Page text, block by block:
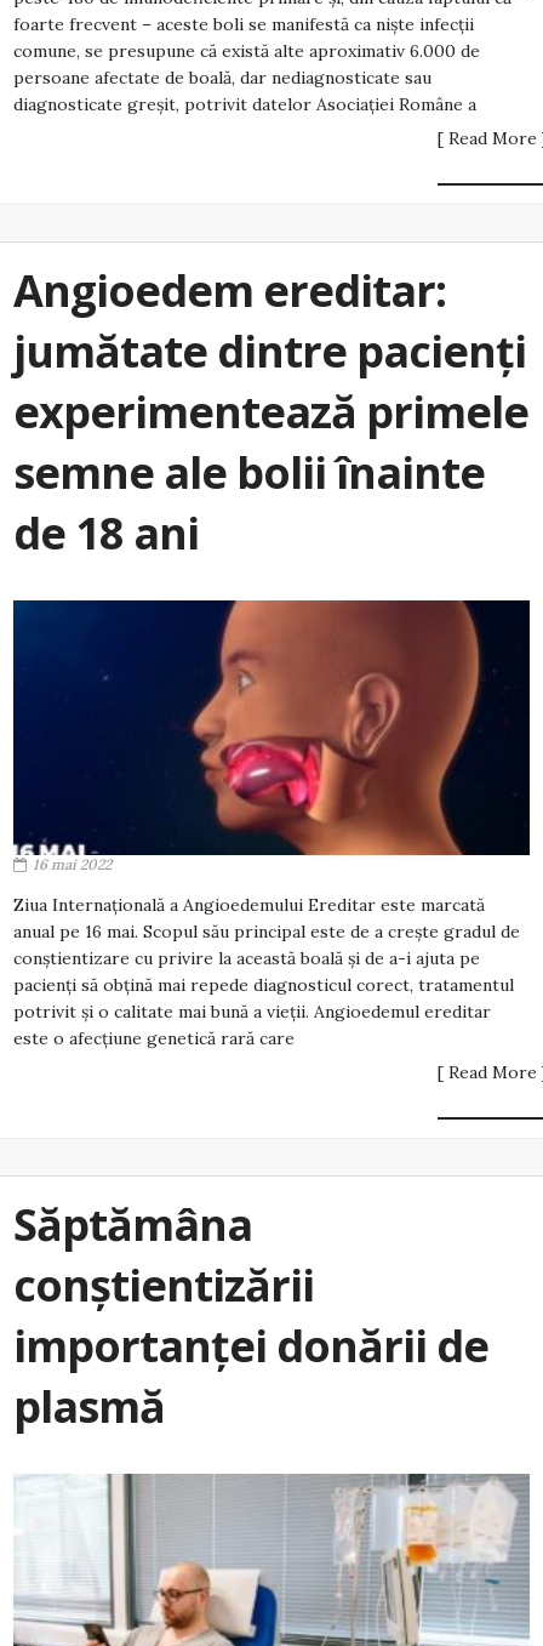
foarte frecvent – aceste boli se manifestă ca niște infecții
comune, se presupune că există alte aproximativ 6.000 de
persoane afectate de boală, dar nediagnosticate sau
diagnosticate greșit, potrivit datelor Asociației Române a
[ Read More
Angioedem ereditar:
jumătate dintre pacienți
experimentează primele
semne ale bolii înainte
de 18 ani
16 mai 2022
Ziua Internațională a Angioedemului Ereditar este marcată
anual pe 16 mai. Scopul său principal este de a crește gradul de
conștientizare cu privire la această boală și de a-i ajuta pe
pacienți să obțină mai repede diagnosticul corect, tratamentul
potrivit și o calitate mai bună a vieții. Angioedemul ereditar
este o afecțiune genetică rară care
[ Read More
Săptămâna
conștientizării
importanței donării de
plasmă